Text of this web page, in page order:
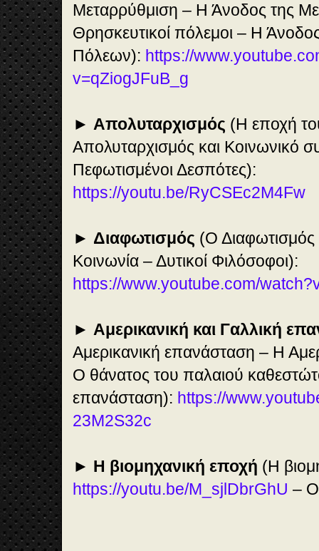
Μεταρρύθμιση – Η Άνοδος της
Θρησκευτικοί πόλεμοι – Η
Πόλεων): https://
v=qZiogJFuB_g
► Απολυταρχισμός (Η εποχή
Απολυταρχισμός και Κοινωνικό
Πεφωτισμένοι Δεσπότες):
https://youtu.be/RyCSEc2M4Fw
► Διαφωτισμός (Ο Διαφωτισμός
Κοινωνία – Δυτικοί Φιλόσοφοι):
https://www.youtube.com/
► Αμερικανική και Γαλλική
Αμερικανική επανάσταση – Η
Ο θάνατος του παλαιού
επανάσταση): https://
23M2S32c
► Η βιομηχανική εποχή (Η
https://youtu.be/M_sjlDbrGhU – Ο